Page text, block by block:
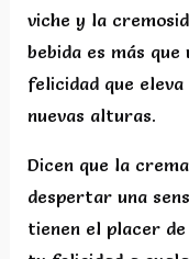
viche y la
bebida es más
felicidad que
nuevas alturas.
Dicen que la
despertar una
tienen el placer